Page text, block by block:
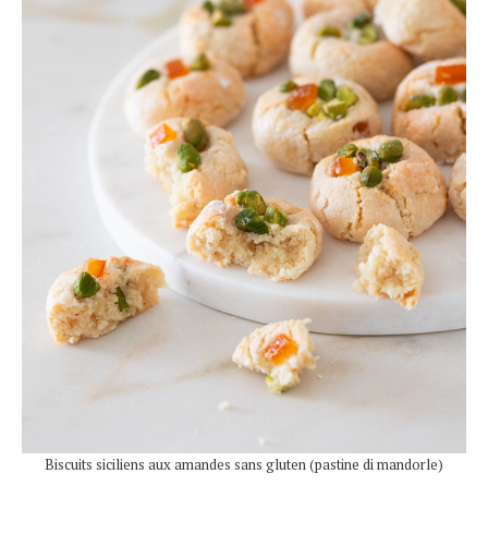
Biscuits siciliens aux amandes sans gluten (pastine di mandorle)